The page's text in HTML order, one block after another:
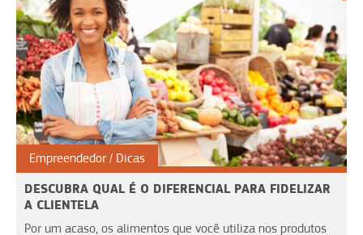
Empreendedor Dicas
DESCUBRA QUAL É O DIFERENCIAL PARA FIDELIZAR
A CLIENTELA
Por um acaso, os alimentos que você utiliza nos produtos